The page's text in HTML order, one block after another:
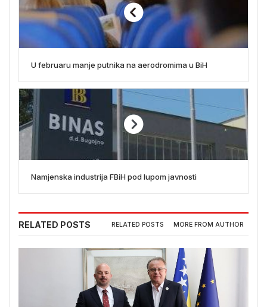
U februaru manje putnika na aerodromima u BiH
Namjenska industrija FBiH pod lupom javnosti
RELATED POSTS RELATED POSTS MORE FROM AUTHOR